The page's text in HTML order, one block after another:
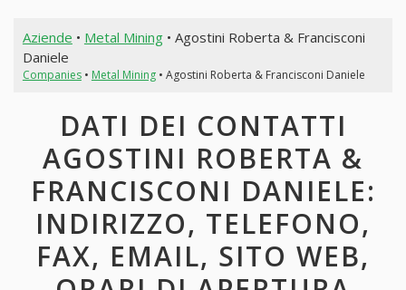
Aziende • Metal Mining• Agostini Roberta & Francisconi
Daniele
Companies• Metal Mining• Agostini Roberta & Francisconi Daniele
DATI DEI CONTATTI
AGOSTINI ROBERTA &
FRANCISCONI DANIELE:
INDIRIZZO, TELEFONO,
FAX, EMAIL, SITO WEB,